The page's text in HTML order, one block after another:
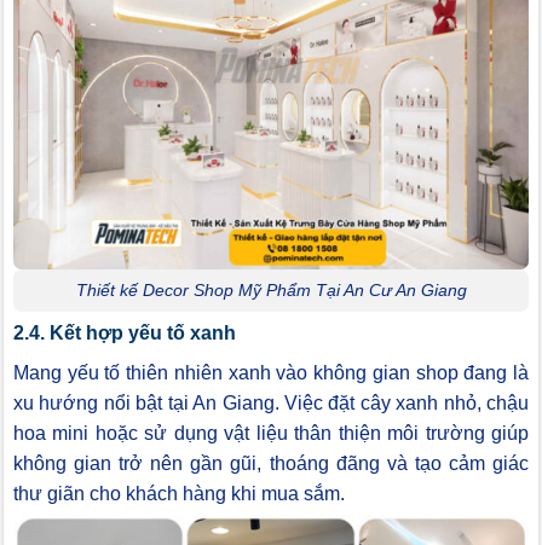
Thiết kế Decor Shop Mỹ Phẩm Tại An Cư An Giang
2.4. Kết hợp yếu tố xanh
Mang yếu tố thiên nhiên xanh vào không gian shop đang là
xu hướng nổi bật tại An Giang. Việc đặt cây xanh nhỏ, chậu
hoa mini hoặc sử dụng vật liệu thân thiện môi trường giúp
không gian trở nên gần gũi, thoáng đãng và tạo cảm giác
thư giãn cho khách hàng khi mua sắm.